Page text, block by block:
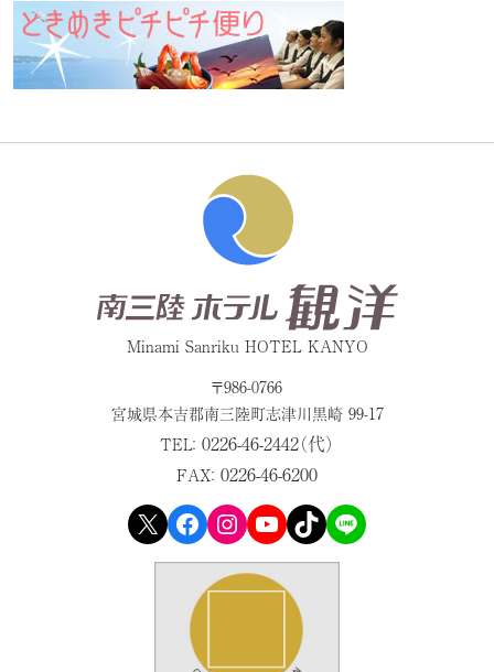
Minami Sanriku HOTEL KANYO
〒986-0766
宮城県本吉郡南三陸町志津川黒崎 99-17
TEL： 0226-46-2442（代）
FAX： 0226-46-6200
X Facebook Instagram YouTube TikTok LINE